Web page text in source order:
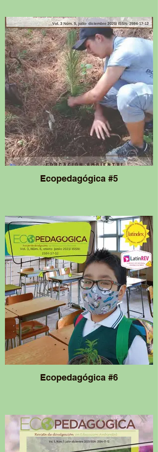
Ecopedagógica #5
Ecopedagógica #6